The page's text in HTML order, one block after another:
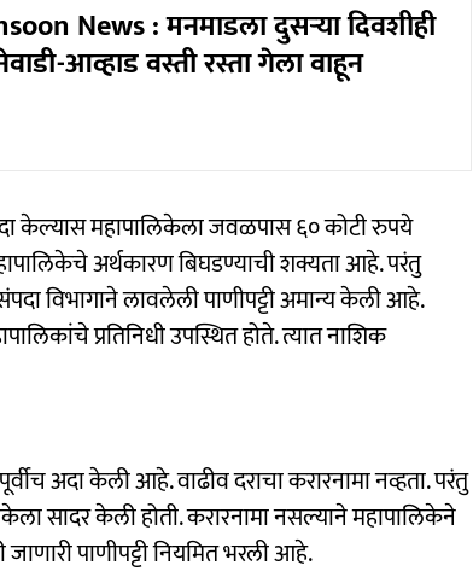
News : मनमाडला दुसऱ्या दिवशीही
आव्हाड वस्ती रस्ता गेला वाहून
केल्यास महापालिकेला जवळपास ६० कोटी रुपये
अर्थकारण बिघडण्याची शक्यता आहे. परंतु
विभागाने लावलेली पाणीपट्टी अमान्य केली आहे.
प्रतिनिधी उपस्थित होते. त्यात नाशिक
अदा केली आहे. वाढीव दराचा करारनामा नव्हता. परंतु
सादर केली होती. करारनामा नसल्याने महापालिकेने
जाणारी पाणीपट्टी नियमित भरली आहे.